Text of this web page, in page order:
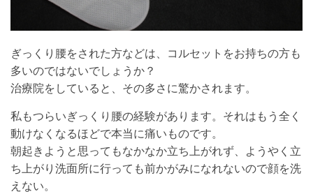
ぎっくり腰をされた方などは、コルセットをお持ちの方も
多いのではないでしょうか？
治療院をしていると、その多さに驚かされます。
私もつらいぎっくり腰の経験があります。それはもう全く
動けなくなるほどで本当に痛いものです。
朝起きようと思ってもなかなか立ち上がれず、ようやく立
ち上がり洗面所に行っても前かがみになれないので顔を洗
えない。